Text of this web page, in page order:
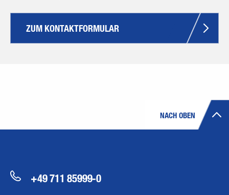
ZUM KONTAKTFORMULAR
NACH OBEN
+49 711 85999-0